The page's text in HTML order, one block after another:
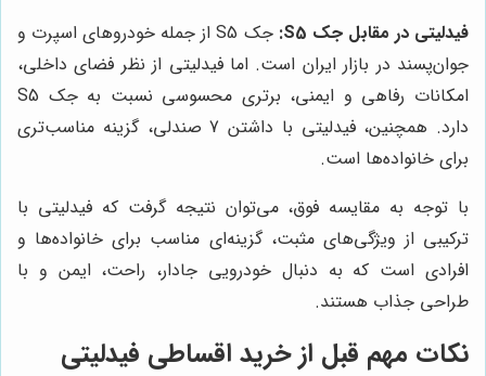
فیدلیتی در مقابل جک S5:
جک S5 از جمله خودروهای اسپرت و
جوان‌پسند در بازار ایران است. اما فیدلیتی از نظر فضای داخلی،
امکانات رفاهی و ایمنی، برتری محسوسی نسبت به جک S5
دارد. همچنین، فیدلیتی با داشتن 7 صندلی، گزینه مناسب‌تری
برای خانواده‌ها است.
با توجه به مقایسه فوق، می‌توان نتیجه گرفت که فیدلیتی با
ترکیبی از ویژگی‌های مثبت، گزینه‌ای مناسب برای خانواده‌ها و
افرادی است که به دنبال خودرویی جادار، راحت، ایمن و با
طراحی جذاب هستند.
نکات مهم قبل از خرید اقساطی فیدلیتی